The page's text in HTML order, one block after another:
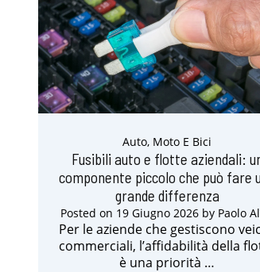
Auto, Moto E Bici
Fusibili auto e flotte aziendali:
componente piccolo che può fare
grande differenza
Posted on 19 Giugno 2026 by Paolo
Per le aziende che gestiscono
commerciali, l’affidabilità della
è una priorità …